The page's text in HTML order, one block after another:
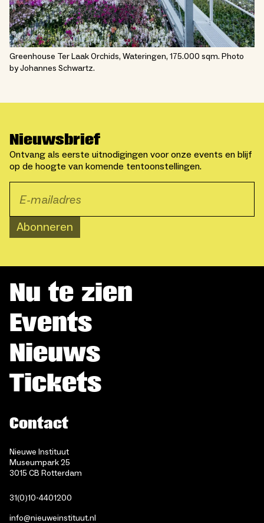
Greenhouse Ter Laak Orchids, Wateringen, 175.000 sqm. Photo
by Johannes Schwartz.
Nieuwsbrief
Ontvang als eerste uitnodigingen voor onze events en blijf
op de hoogte van komende tentoonstellingen.
Abonneren
Nu te zien
Events
Nieuws
Tickets
Contact
Nieuwe Instituut
Museumpark 25
3015 CB Rotterdam
31(0)10-4401200
info@nieuweinstituut.nl